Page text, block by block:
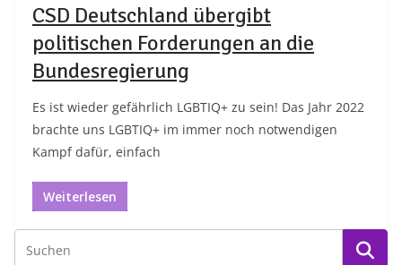
CSD Deutschland übergibt
politischen Forderungen an die
Bundesregierung
Es ist wieder gefährlich LGBTIQ+ zu sein! Das Jahr 2022
brachte uns LGBTIQ+ im immer noch notwendigen
Kampf dafür, einfach
Weiterlesen